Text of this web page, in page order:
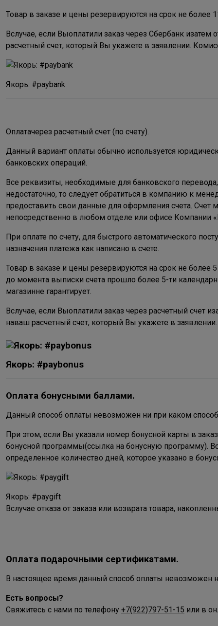
Товар в заказе и цены резервируются на срок не более
Вслучае, если Выоплатили заказ через Сбербанк
расчетный счет, который Вы укажете в заявлении.
Якорь: #paybank
Оплатачерез расчетный счет (по счету).
Данный вариант оплаты обычно используется
банковских операций.
Все реквизиты, необходимые для банковского
недостаточно, то следует обратиться в компанию к
предоставить свои данные для оформления счета. Счет
непосредственно в любом отделе или офисе Компании
При оплате по счету, для быстрого автоматического
назначения платежа как написано в счете.
Товар в заказе и цены резервируются на срок не более
до момента выписки счета прошло более 5-ти
магазинне гарантирует.
Вслучае, если Выоплатили заказ через расчетный счет
наваш расчетный счет, который Вы укажете в заявлении.
Якорь: #paybonus
Оплата бонусными баллами.
Данный способ оплаты невозможен ни при каком
При этом, если Вы указали номер бонусной карты в
бонусной программы(ссылка на бонусную программу).
определенное количество дней, которое указано в
Якорь: #paygift
Вслучае отказа от заказа или возврата товара,
Оплата подарочными сертификатами.
В настоящее время данный способ оплаты невозможен
Есть вопросы?
Свяжитесь с нами по телефону +7(922)797-51-15 или в